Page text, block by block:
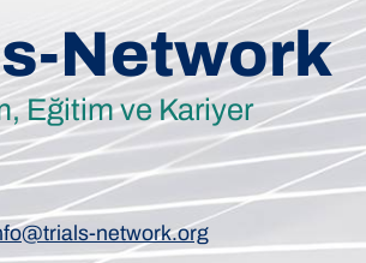
Network
Eğitim ve Kariyer
network.org